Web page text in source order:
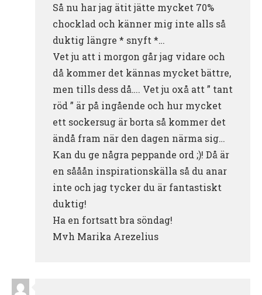
Så nu har jag ätit jätte mycket 70%
chocklad och känner mig inte alls så
duktig längre * snyft *…
Vet ju att i morgon går jag vidare och
då kommer det kännas mycket bättre,
men tills dess då…. Vet ju oxå att ” tant
röd ” är på ingående och hur mycket
ett sockersug är borta så kommer det
ändå fram när den dagen närma sig…
Kan du ge några peppande ord ;)! Då är
en sååån inspirationskälla så du anar
inte och jag tycker du är fantastiskt
duktig!
Ha en fortsatt bra söndag!
Mvh Marika Arezelius